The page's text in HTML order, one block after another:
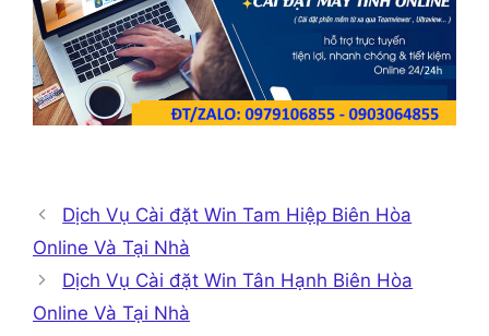
Dịch Vụ Cài đặt Win Tam Hiệp Biên Hòa
Online Và Tại Nhà
Dịch Vụ Cài đặt Win Tân Hạnh Biên Hòa
Online Và Tại Nhà